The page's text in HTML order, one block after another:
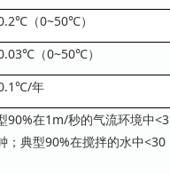
（0~50℃）
（0~50℃）
年
90%在1m/秒的气流环境中<3
；典型90%在搅拌的水中<30